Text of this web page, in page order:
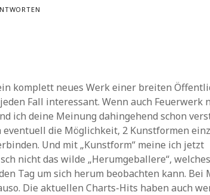
komplett neues Werk einer breiten
Fall interessant. Wenn auch Feuerwerk
ich deine Meinung dahingehend schon
eventuell die Möglichkeit, 2 Kunstformen
Und mit „Kunstform“ meine ich jetzt
nicht das wilde „Herumgeballere“,
Tag um sich herum beobachten kann. Bei
Die aktuellen Charts-Hits haben auch